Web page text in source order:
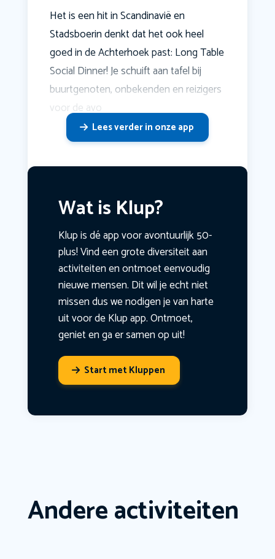
Het is een hit in Scandinavië en
Stadsboerin denkt dat het ook heel
goed in de Achterhoek past: Long Table
Social Dinner! Je schuift aan tafel bij
buurtgenoten, onbekenden en reizigers
voor de avo
Lees verder in onze app
Wat is Klup?
Klup is dé app voor avontuurlijk 50-
plus! Vind een grote diversiteit aan
activiteiten en ontmoet eenvoudig
nieuwe mensen. Dit wil je echt niet
missen dus we nodigen je van harte
uit voor de Klup app. Ontmoet,
geniet en ga er samen op uit!
Start met Kluppen
Andere activiteiten